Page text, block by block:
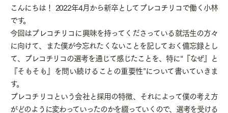
こんにちは！ 2022年4月から新卒としてプレコチリコで働く小林
です。
今回はプレコチリコに興味を持ってくださっている就活生の方々
に向けて、また僕が今忘れたくないことを記しておく備忘録とし
て、プレコチリコの選考を通じて感じたことを、特に“『なぜ』と
『そもそも』を問い続けることの重要性”について書いていきま
す。
プレコチリコという会社と採用の特徴、それによって僕の考え方
がどのように変わっていったのかを綴っていくので、選考を受ける